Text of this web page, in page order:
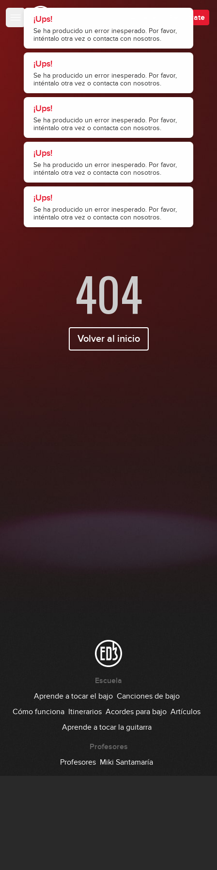
¡Ups!
Se ha producido un error inesperado. Por favor,
inténtalo otra vez o contacta con nosotros.
¡Ups!
Se ha producido un error inesperado. Por favor,
inténtalo otra vez o contacta con nosotros.
¡Ups!
Se ha producido un error inesperado. Por favor,
inténtalo otra vez o contacta con nosotros.
¡Ups!
Se ha producido un error inesperado. Por favor,
inténtalo otra vez o contacta con nosotros.
¡Ups!
Se ha producido un error inesperado. Por favor,
inténtalo otra vez o contacta con nosotros.
Regístrate
404
Volver al inicio
Escuela
Aprende a tocar el bajo Canciones de bajo
Cómo funciona Itinerarios Acordes para bajo Artículos
Aprende a tocar la guitarra
Profesores
Profesores Miki Santamaría
Escuela de Bajistas